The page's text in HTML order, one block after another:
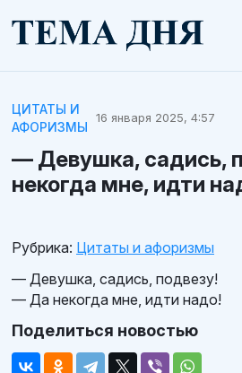
ЦИТАТЫ И
АФОРИЗМЫ
16 января 2025, 4:57
— Девушка, садись,
некогда мне, идти
Рубрика: Цитаты и афоризмы
— Девушка, садись, подвезу!
— Да некогда мне, идти надо!
Поделиться новостью